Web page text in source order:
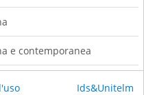
e contemporanea
Ids&Unitelm